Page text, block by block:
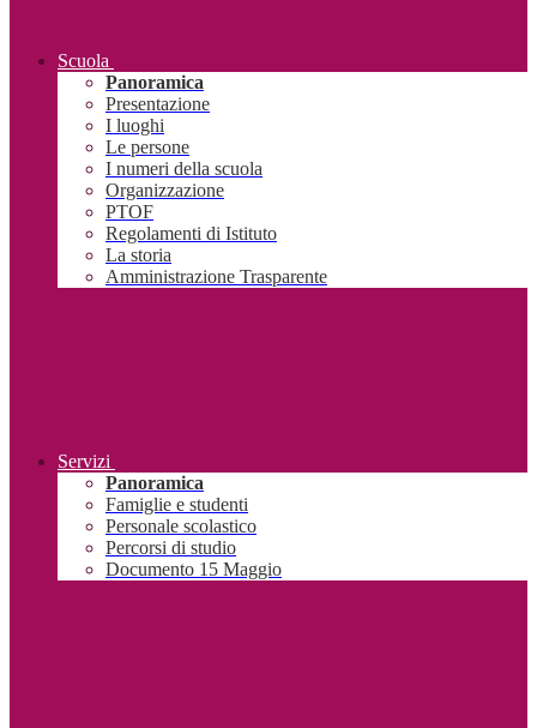
Scuola
Panoramica
Presentazione
I luoghi
Le persone
I numeri della scuola
Organizzazione
PTOF
Regolamenti di Istituto
La storia
Amministrazione Trasparente
Servizi
Panoramica
Famiglie e studenti
Personale scolastico
Percorsi di studio
Documento 15 Maggio